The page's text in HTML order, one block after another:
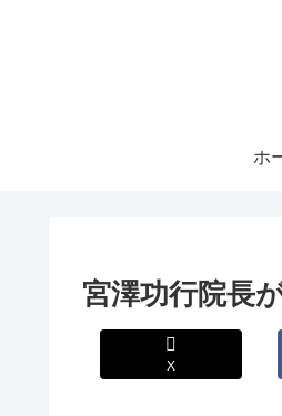
ホ
宮澤功行院長
X